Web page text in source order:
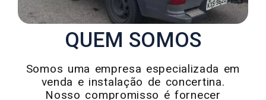
QUEM SOMOS
Somos uma empresa especializada em
venda e instalação de concertina.
Nosso compromisso é fornecer